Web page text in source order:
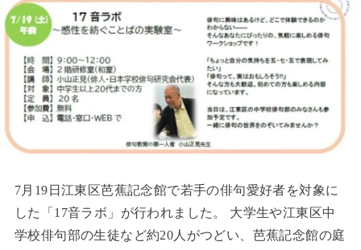
7月19日江東区芭蕉記念館で若手の俳句愛好者を対象に
した「17音ラボ」が行われました。 大学生や江東区中
学校俳句部の生徒など約20人がつどい、芭蕉記念館の庭